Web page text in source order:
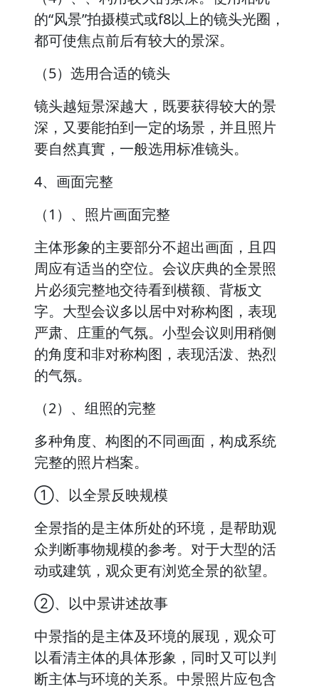
的“风景”拍摄模式或f8以上的镜头光圈，
都可使焦点前后有较大的景深。
（5）选用合适的镜头
镜头越短景深越大，既要获得较大的景
深，又要能拍到一定的场景，并且照片
要自然真實，一般选用标准镜头。
4、画面完整
（1）、照片画面完整
主体形象的主要部分不超出画面，且四
周应有适当的空位。会议庆典的全景照
片必须完整地交待看到横额、背板文
字。大型会议多以居中对称构图，表现
严肃、庄重的气氛。小型会议则用稍侧
的角度和非对称构图，表现活泼、热烈
的气氛。
（2）、组照的完整
多种角度、构图的不同画面，构成系统
完整的照片档案。
①、以全景反映规模
全景指的是主体所处的环境，是帮助观
众判断事物规模的参考。对于大型的活
动或建筑，观众更有浏览全景的欲望。
②、以中景讲述故事
中景指的是主体及环境的展现，观众可
以看清主体的具体形象，同时又可以判
断主体与环境的关系。中景照片应包含